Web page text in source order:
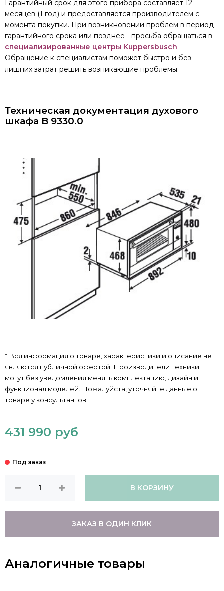
Гарантийный срок для этого прибора составляет 12
месяцев (1 год) и предоставляется производителем с
момента покупки. При возникновении проблем в период
гарантийного срока или позднее - просьба обращаться в
специализированные центры Kuppersbusch
Обращение к специалистам поможет быстро и без
лишних затрат решить возникающие проблемы.
Техническая документация духового
шкафа B 9330.0
* Вся информация о товаре, характеристики и описание не
являются публичной офертой. Производители техники
могут без уведомления менять комплектацию, дизайн и
функционал моделей. Пожалуйста, уточняйте данные о
товаре у консультантов.
431 990 руб
В КОРЗИНУ
ЗАКАЗ В ОДИН КЛИК
Аналогичные товары